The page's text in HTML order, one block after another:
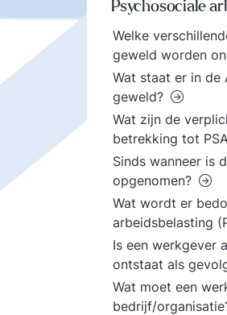
Psychosociale
Welke
geweld worden
Wat staat er in de
geweld?
Wat zijn de
betrekking tot
Sinds wanneer is
opgenomen?
Wat wordt er
arbeidsbelasting
Is een werkgever
ontstaat als
Wat moet een
bedrijf/